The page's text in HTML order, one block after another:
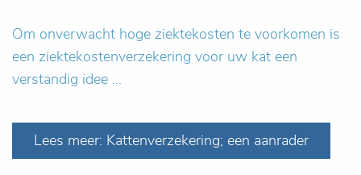
Om onverwacht hoge ziektekosten te voorkomen is
een ziektekostenverzekering voor uw kat een
verstandig idee ...
Lees meer: Kattenverzekering; een aanrader